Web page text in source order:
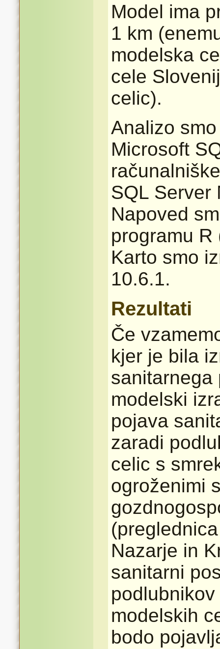
Model ima
1 km
modelska
cele
celic).
Analizo
Microsoft
SQL Server
Napoved
programu R
Karto smo
10.6.1.
Rezultati
Če
kjer je bila
sanitarnega
modelski
pojava
zaradi
celic s
ogroženimi
Nazarje in
sanitarni
modelskih
bodo